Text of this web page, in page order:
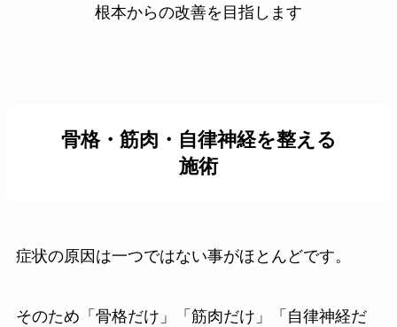
根本からの改善を目指します
骨格・筋肉・自律神経を整える
施術
症状の原因は一つではない事がほとんどです。
そのため「骨格だけ」「筋肉だけ」「自律神経だ